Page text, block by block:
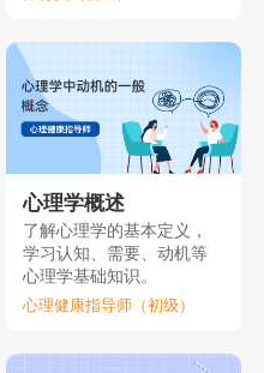
心理学概述
了解心理学的基本定义，
学习认知、需要、动机等
心理学基础知识。
心理健康指导师（初级）